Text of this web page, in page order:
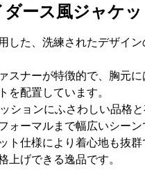
ダース風ジャケッ
した、洗練されたデザイ
スナーが特徴的で、胸元
を配置しています。
ションにふさわしい品格
ォーマルまで幅広いシーン
ト仕様により着心地も抜
上げできる逸品です。